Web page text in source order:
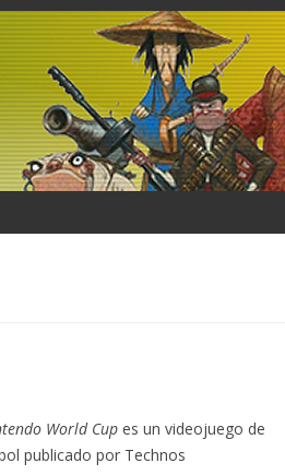
World Cup es un videojuego de
publicado por Technos